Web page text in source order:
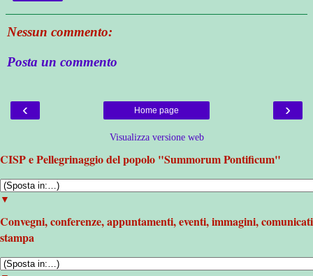
Nessun commento:
Posta un commento
‹ ›
Home page
Visualizza versione web
CISP e Pellegrinaggio del popolo "Summorum Pontificum"
▼
Convegni, conferenze, appuntamenti, eventi, immagini, comunicati
stampa